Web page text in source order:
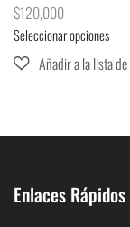
$120,000
Seleccionar opciones
Enlaces Rápidos